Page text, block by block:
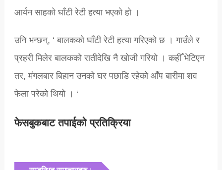
आर्यन साहको घाँटी रेटी हत्या भएको हो ।
उनि भन्छन्, ‘ बालकको घाँटी रेटी हत्या गरिएको छ । गाउँले र
प्रहरी मिलेर बालकको रातीदेखि नै खोजी गरियो । कहीँ भेटिएन
तर, मंगलबार बिहान उनको घर पछाडि रहेको आँप बारीमा शव
फेला परेको थियो । ‘
फेसबुकबाट तपाईको प्रतिक्रिया